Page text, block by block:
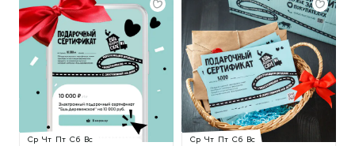
Ср Чт Пт Сб Вс Ср Чт Пт Сб Вс